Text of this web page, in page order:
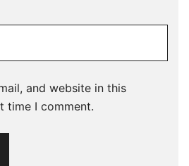
and website in this
time I comment.